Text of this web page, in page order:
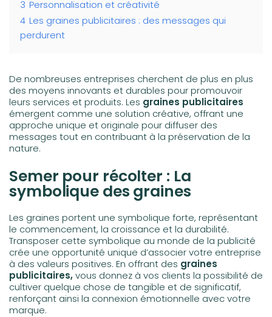
3 Personnalisation et créativité
4 Les graines publicitaires : des messages qui
perdurent
De nombreuses entreprises cherchent de plus en plus
des moyens innovants et durables pour promouvoir
leurs services et produits. Les graines publicitaires
émergent comme une solution créative, offrant une
approche unique et originale pour diffuser des
messages tout en contribuant à la préservation de la
nature.
Semer pour récolter : La
symbolique des graines
Les graines portent une symbolique forte, représentant
le commencement, la croissance et la durabilité.
Transposer cette symbolique au monde de la publicité
crée une opportunité unique d’associer votre entreprise
à des valeurs positives. En offrant des graines
publicitaires,vous donnez à vos clients la possibilité de
cultiver quelque chose de tangible et de significatif,
renforçant ainsi la connexion émotionnelle avec votre
marque.